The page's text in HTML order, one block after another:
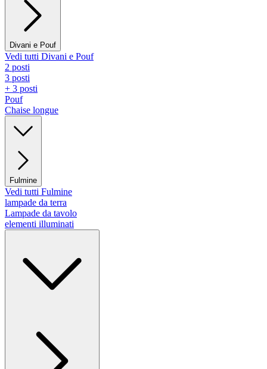
Divani e Pouf
Vedi tutti Divani e Pouf
2 posti
3 posti
+ 3 posti
Pouf
Chaise longue
Fulmine
Vedi tutti Fulmine
lampade da terra
Lampade da tavolo
elementi illuminati